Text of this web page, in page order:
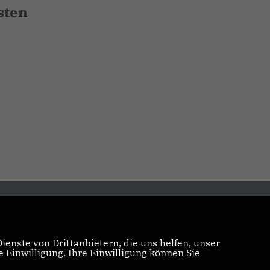
von Drittanbietern, die uns helfen, unser
Einwilligung. Ihre Einwilligung können Sie